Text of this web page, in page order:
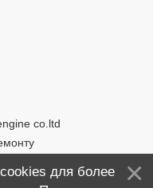
co.ltd
для более